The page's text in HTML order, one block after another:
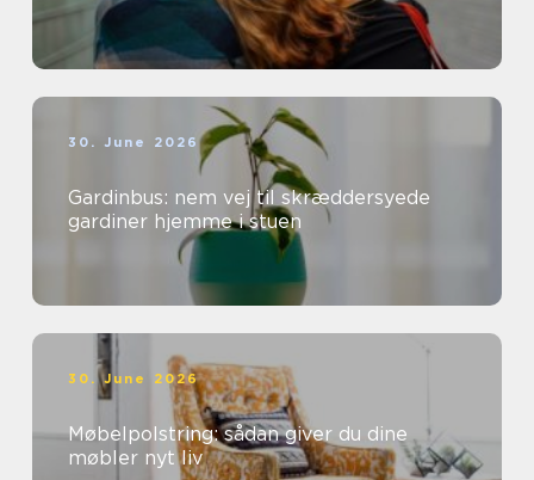
30. June 2026
Gardinbus: nem vej til skræddersyede
gardiner hjemme i stuen
30. June 2026
Møbelpolstring: sådan giver du dine
møbler nyt liv